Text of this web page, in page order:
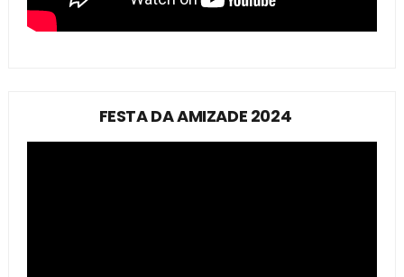
FESTA DA AMIZADE 2024